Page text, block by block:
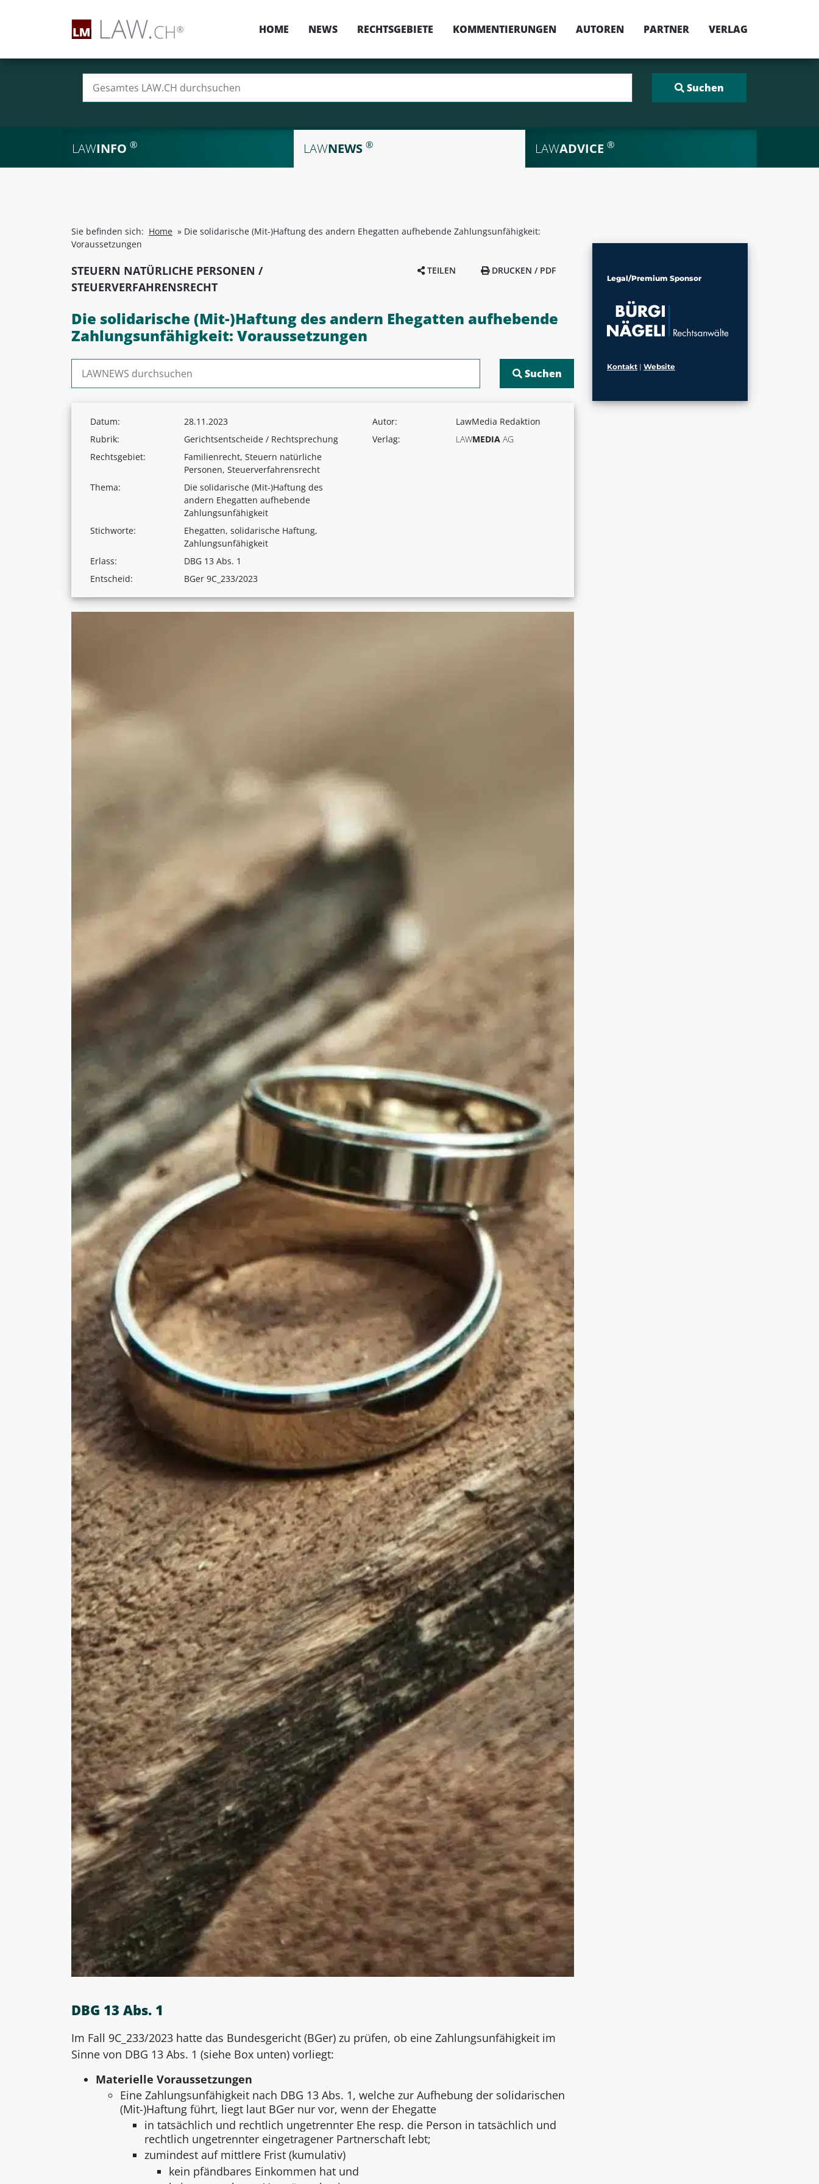
HOME NEWS RECHTSGEBIETE KOMMENTIERUNGEN AUTOREN PARTNER VERLAG
LAWINFO ® LAWNEWS ® LAWADVICE ®
Sie befinden sich: Home » Die solidarische (Mit-)Haftung des andern Ehegatten aufhebende Zahlungsunfähigkeit:
Voraussetzungen
STEUERN NATÜRLICHE PERSONEN /
STEUERVERFAHRENSRECHT
TEILEN DRUCKEN / PDF
Die solidarische (Mit-)Haftung des andern Ehegatten aufhebende
Zahlungsunfähigkeit: Voraussetzungen
Datum:
28.11.2023
Rubrik:
Gerichtsentscheide / Rechtsprechung
Rechtsgebiet:
Familienrecht, Steuern natürliche
Personen, Steuerverfahrensrecht
Thema:
Die solidarische (Mit-)Haftung des
andern Ehegatten aufhebende
Zahlungsunfähigkeit
Stichworte:
Ehegatten, solidarische Haftung,
Zahlungsunfähigkeit
Erlass:
DBG 13 Abs. 1
Entscheid:
BGer 9C_233/2023
Autor:
LawMedia Redaktion
Verlag:
LAWMEDIA AG
DBG 13 Abs. 1
Im Fall 9C_233/2023 hatte das Bundesgericht (BGer) zu prüfen, ob eine Zahlungsunfähigkeit im
Sinne von DBG 13 Abs. 1 (siehe Box unten) vorliegt:
Materielle Voraussetzungen
Eine Zahlungsunfähigkeit nach DBG 13 Abs. 1, welche zur Aufhebung der solidarischen
(Mit-)Haftung führt, liegt laut BGer nur vor, wenn der Ehegatte
in tatsächlich und rechtlich ungetrennter Ehe resp. die Person in tatsächlich und
rechtlich ungetrennter eingetragener Partnerschaft lebt;
zumindest auf mittlere Frist (kumulativ)
kein pfändbares Einkommen hat und
Legal/Premium Sponsor
Kontakt | Website